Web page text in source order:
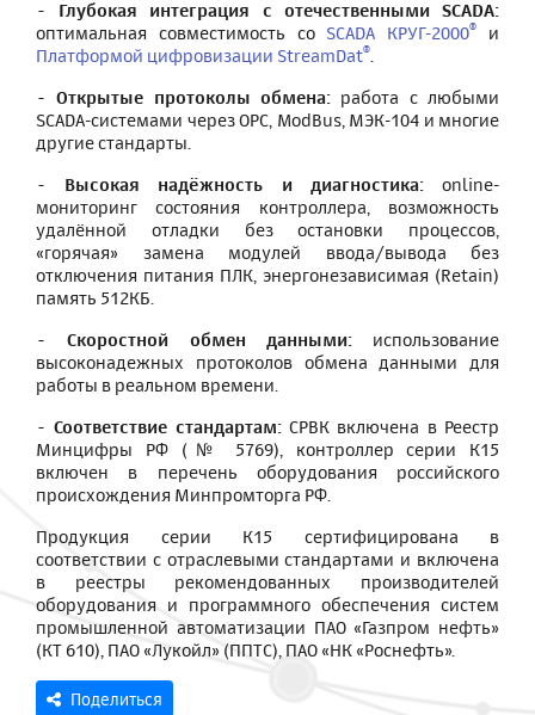
- Глубокая интеграция с отечественными SCADA:
оптимальная совместимость со SCADA КРУГ-2000®
и
Платформой цифровизации StreamDat®.
- Открытые протоколы обмена: работа с любыми
SCADA-системами через OPC, ModBus, МЭК-104 и многие
другие стандарты.
- Высокая надёжность и диагностика:online-
мониторинг состояния контроллера, возможность
удалённой отладки без остановки процессов,
«горячая» замена модулей ввода/вывода без
отключения питания ПЛК, энергонезависимая (Retain)
память 512КБ.
- Скоростной обмен данными:использование
высоконадежных протоколов обмена данными для
работы в реальном времени.
- Соответствие стандартам:СРВК включена в Реестр
Минцифры РФ (№ 5769), контроллер серии К15
включен в перечень оборудования российского
происхождения Минпромторга РФ.
Продукция серии К15 сертифицирована в
соответствии с отраслевыми стандартами и включена
в реестры рекомендованных производителей
оборудования и программного обеспечения систем
промышленной автоматизации ПАО «Газпром нефть»
(КТ 610), ПАО «Лукойл» (ППТС), ПАО «НК «Роснефть».
Поделиться